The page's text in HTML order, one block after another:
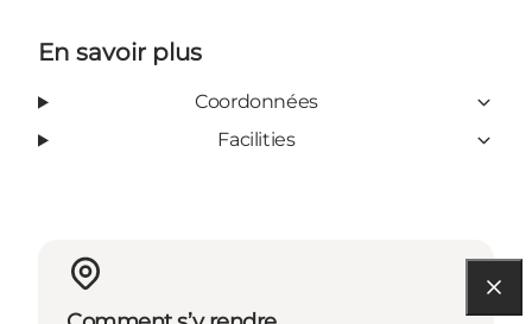
En savoir plus
Coordonnées
Facilities